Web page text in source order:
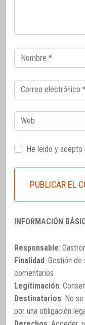
Correo
electrónico
Correo
electrónico
Web
He leido y acepto
INFORMACIÓN
Responsable:
Finalidad: Gestión
comentarios
Legitimación:
Destinatarios: No
por una obligación